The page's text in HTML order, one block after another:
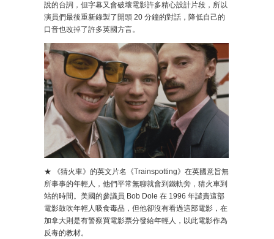
說的台詞，但字幕又會破壞電影許多精心設計片段，所以
演員們最後重新錄製了開頭 20 分鐘的對話，降低自己的
口音也改掉了許多英國方言。
★ 《猜火車》的英文片名《Trainspotting》在英國意旨無
所事事的年輕人，他們平常無聊就會到鐵軌旁，猜火車到
站的時間。美國的參議員 Bob Dole 在 1996 年譴責這部
電影鼓吹年輕人吸食毒品，但他卻沒有看過這部電影，在
加拿大則是有警察買電影票分發給年輕人，以此電影作為
反毒的教材。